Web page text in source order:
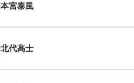
本宮泰風
北代高士